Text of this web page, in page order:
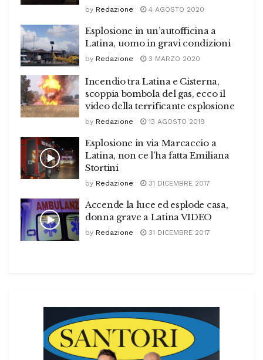
by Redazione 4 AGOSTO 2020
Esplosione in un’autofficina a
Latina, uomo in gravi condizioni
by Redazione 3 MARZO 2020
Incendio tra Latina e Cisterna,
scoppia bombola del gas, ecco il
video della terrificante esplosione
by Redazione 13 AGOSTO 2019
Esplosione in via Marcaccio a
Latina, non ce l’ha fatta Emiliana
Stortini
by Redazione 31 DICEMBRE 2017
Accende la luce ed esplode casa,
donna grave a Latina VIDEO
by Redazione 31 DICEMBRE 2017